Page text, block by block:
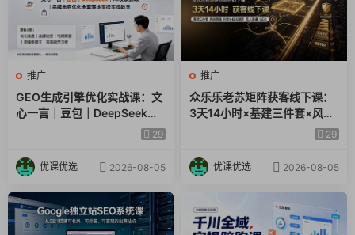
│ │ │ 08-远程成交的三个简单策略.pdf
│ │ │ 09-中级方案 – 无需Twilio即可工作.mp4
│ │ │ 09-中级方案 – 无需Twilio即可工作.pdf
│ │ │ 09-Reviewlyai中级代理商地点账户.pdf
│ │ │
│ │ └─06-中级方案 – 无需Twilio即可工作
│ │ │ 01-设置你的第一个地点.mp4
│ │ │ 02-反馈请求设置.mp4
│ │ │ 03-销售与营销材料.mp4
│ │ │ 03-销售与营销材料.pdf
推广
GEO生成引擎优化实战课：文
心一言｜豆包｜DeepSeek｜
AI收录抓取｜品牌电商优化全
29
优课优选 2026-08-05
推广
众乐乐老苏矩阵获客线下课：
3天14小时×基建三件套×风控
策略×抖音小红书矩阵×无人直
29
优课优选 2026-08-05